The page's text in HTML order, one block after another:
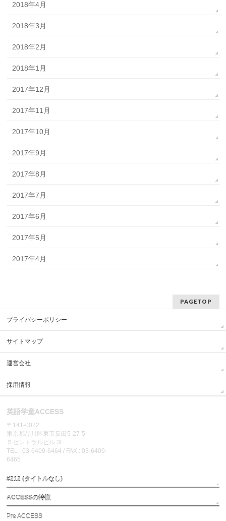
2018年4月
2018年3月
2018年2月
2018年1月
2017年12月
2017年11月
2017年10月
2017年9月
2017年8月
2017年7月
2017年6月
2017年5月
2017年4月
PAGETOP
プライバシーポリシー
サイトマップ
運営会社
採用情報
英語学童ACCESS
〒141-0022
東京都品川区東五反田5-27-5
５セントラルビル 3F
TEL : 03-6409-6464 / FAX : 03-6409-
6465
#212 (タイトルなし)
ACCESSの特徴
Pre ACCESS